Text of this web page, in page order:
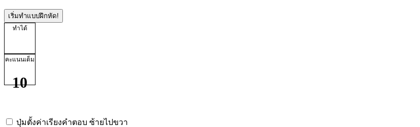
เริ่มทำแบบฝึกหัด!
ทำได้
คะแนนเต็ม
10
ปุ่มตั้งค่าเรียงคำตอบ ซ้ายไปขวา